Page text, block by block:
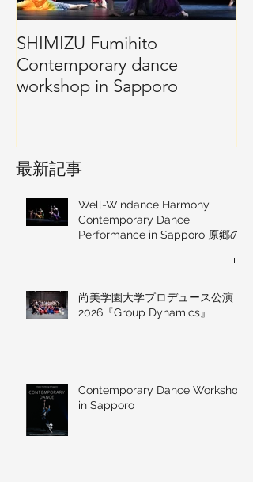
SHIMIZU Fumihito
Contemporary dance
workshop in Sapporo
最新記事
Well-Windance Harmony
Contemporary Dance
Performance in Sapporo 原郷の
尚美学園大学プロデュース公演
2026『Group Dynamics』
Contemporary Dance Workshop
in Sapporo